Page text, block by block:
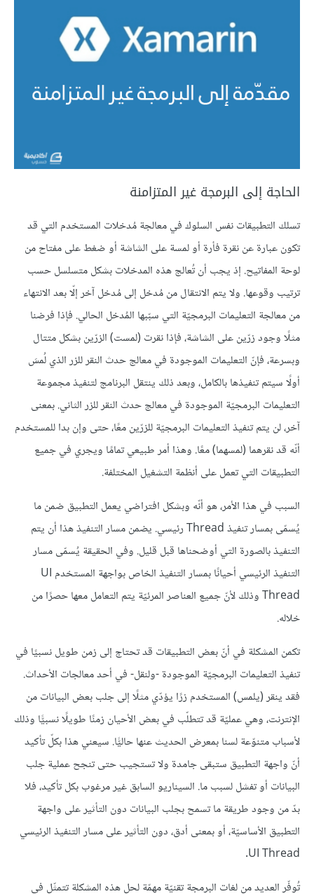
الحاجة إلى البرمجة غير المتزامنة
تسلك التطبيقات نفس السلوك في معالجة مُدخلات المستخدم التي قد
تكون عبارة عن نقرة فأرة أو لمسة على الشاشة أو ضغط على مفتاح من
لوحة المفاتيح. إذ يجب أن تُعالج هذه المدخلات بشكل متسلسل حسب
ترتيب وقوعها. ولا يتم الانتقال من مُدخل إلى مُدخل آخر إلّا بعد الانتهاء
من معالجة التعليمات البرمجيّة التي سبّبها المُدخل الحالي. فإذا فرضنا
مثلًا وجود زرّين على الشاشة، فإذا نقرت (لمست) الزرّين بشكل متتال
وبسرعة، فإنّ التعليمات الموجودة في معالج حدث النقر للزر الذي لُمسَ
أولًا سيتم تنفيذها بالكامل، وبعد ذلك ينتقل البرنامج لتنفيذ مجموعة
التعليمات البرمجيّة الموجودة في معالج حدث النقر للزر الثاني. بمعنى
آخر، لن يتم تنفيذ التعليمات البرمجيّة للزرّين معًا، حتى وإن بدا للمستخدم
أنّه قد نقرهما (لمسهما) معًا. وهذا أمر طبيعي تمامًا ويجري في جميع
التطبيقات التي تعمل على أنظمة التشغيل المختلفة.
السبب في هذا الأمر، هو أنّه وبشكل افتراضي يعمل التطبيق ضمن ما
يُسمّى بمسار تنفيذ Thread رئيسي. يضمن مسار التنفيذ هذا أن يتم
التنفيذ بالصورة التي أوضحناها قبل قليل. وفي الحقيقة يُسمّى مسار
التنفيذ الرئيسي أحيانًا بمسار التنفيذ الخاص بواجهة المستخدم UI
Thread وذلك لأنّ جميع العناصر المرئيّة يتم التعامل معها حصرًا من
خلاله.
تكمن المشكلة في أنّ بعض التطبيقات قد تحتاج إلى زمن طويل نسبيًا في
تنفيذ التعليمات البرمجيّة الموجودة -ولنقل- في أحد معالجات الأحداث.
فقد ينقر (يلمس) المستخدم زرًا يؤدّي مثلًا إلى جلب بعض البيانات من
الإنترنت، وهي عمليّة قد تتطلّب في بعض الأحيان زمنًا طويلًا نسبيًّا وذلك
لأسباب متنوّعة لسنا بمعرض الحديث عنها حاليًّا. سيعني هذا بكلّ تأكيد
أنّ واجهة التطبيق ستبقى جامدة ولا تستجيب حتى تنجح عملية جلب
البيانات أو تفشل لسبب ما. السيناريو السابق غير مرغوب بكل تأكيد، فلا
بدّ من وجود طريقة ما تسمح بجلب البيانات دون التأثير على واجهة
التطبيق الأساسيّة، أو بمعنى أدق، دون التأثير على مسار التنفيذ الرئيسي
UI Thread.
تُوفّر العديد من لغات البرمجة تقنيّة مهمّة لحل هذه المشكلة تتمثّل في